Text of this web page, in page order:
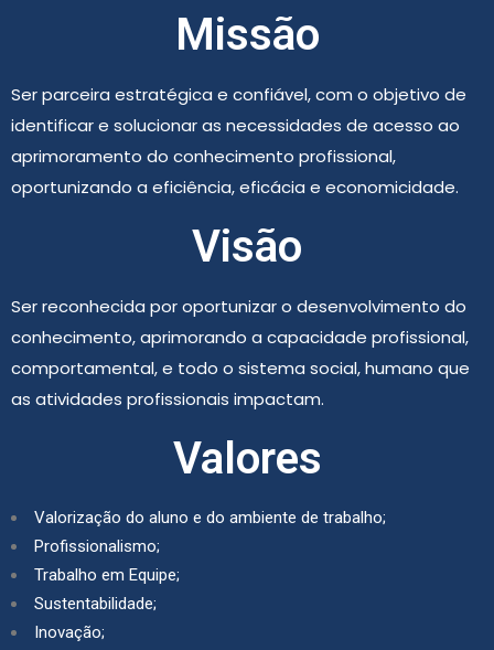
Missão
Ser parceira estratégica e confiável, com o objetivo de
identificar e solucionar as necessidades de acesso ao
aprimoramento do conhecimento profissional,
oportunizando a eficiência, eficácia e economicidade.
Visão
Ser reconhecida por oportunizar o desenvolvimento do
conhecimento, aprimorando a capacidade profissional,
comportamental, e todo o sistema social, humano que
as atividades profissionais impactam.
Valores
Valorização do aluno e do ambiente de trabalho;
Profissionalismo;
Trabalho em Equipe;
Sustentabilidade;
Inovação;